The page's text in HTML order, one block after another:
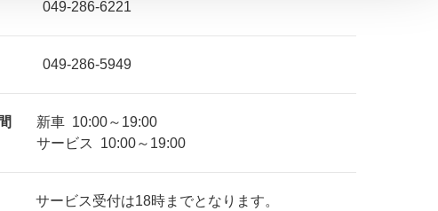
049-286-6221
049-286-5949
新車 10:00～19:00
サービス
10:00～19:00
サービス受付は18時までとなります。